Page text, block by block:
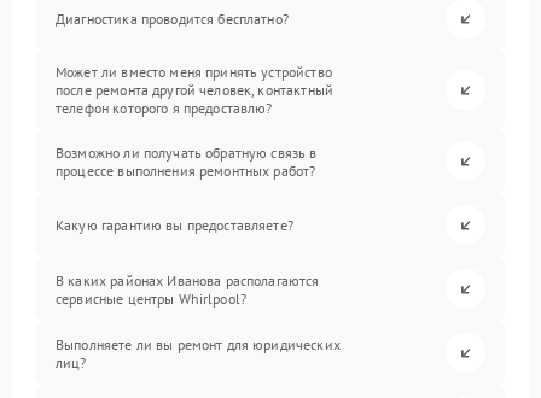
Диагностика проводится бесплатно?
Может ли вместо меня принять устройство
после ремонта другой человек, контактный
телефон которого я предоставлю?
Возможно ли получать обратную связь в
процессе выполнения ремонтных работ?
Какую гарантию вы предоставляете?
В каких районах Иванова располагаются
сервисные центры Whirlpool?
Выполняете ли вы ремонт для юридических
лиц?